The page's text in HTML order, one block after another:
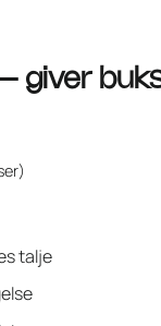
giver
talje